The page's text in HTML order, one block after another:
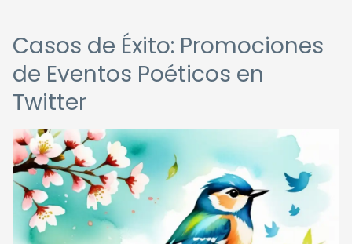
Casos de Éxito: Promociones
de Eventos Poéticos en
Twitter